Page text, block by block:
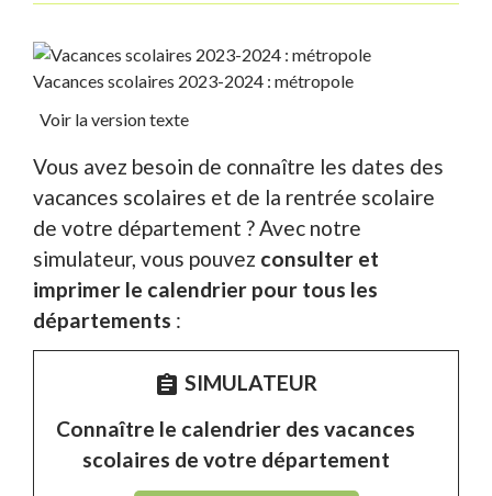
Vacances scolaires 2023-2024 : métropole
Voir la version texte
Vous avez besoin de connaître les dates des
vacances scolaires et de la rentrée scolaire
de votre département ? Avec notre
simulateur, vous pouvez consulter et
imprimer le calendrier pour tous les
départements :
assignment SIMULATEUR
Connaître le calendrier des vacances
scolaires de votre département